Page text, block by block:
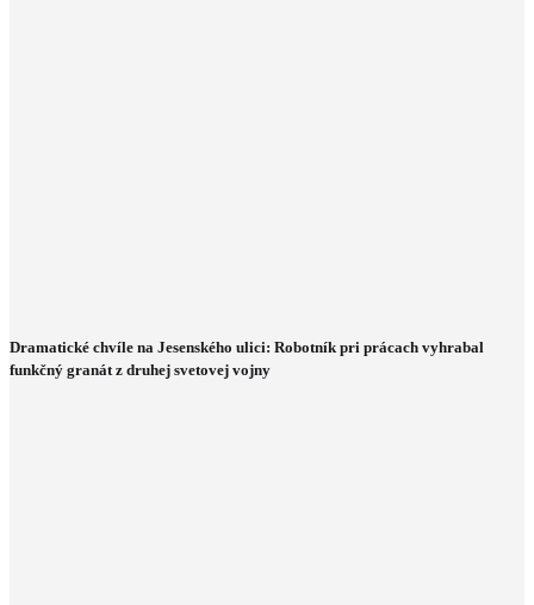
Dramatické chvíle na Jesenského ulici: Robotník pri prácach vyhrabal
funkčný granát z druhej svetovej vojny